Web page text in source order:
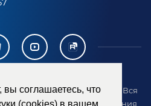
вы соглашаетесь, что
Все права защищены. Вся
в целях предоставления